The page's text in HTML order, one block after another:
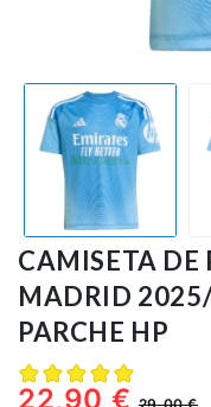
Jugadores
CAMISETA DE
MADRID
PARCHE HP
22,90 €